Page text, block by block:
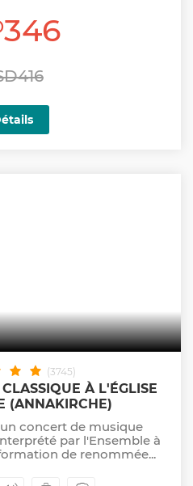
346
(3745)
À L'ÉGLISE
(ANNAKIRCHE)
concert de musique
par l'Ensemble à
de renommée...